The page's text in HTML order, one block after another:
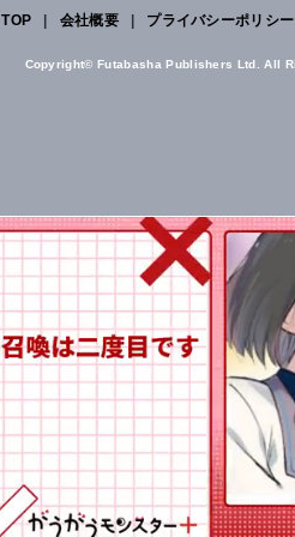
TOP | 会社概要 | プライバシーポリシー
Copyright© Futabasha Publishers Ltd. All